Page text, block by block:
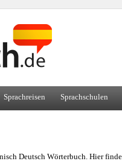
Sprachreisen Sprachschulen
Deutsch Wörterbuch. Hier